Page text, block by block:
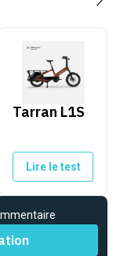
Tarran L1S
Tarran L1S
Lire le test